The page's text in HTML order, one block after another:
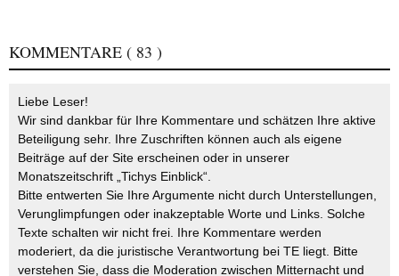
KOMMENTARE ( 83 )
Liebe Leser!
Wir sind dankbar für Ihre Kommentare und schätzen Ihre aktive
Beteiligung sehr. Ihre Zuschriften können auch als eigene
Beiträge auf der Site erscheinen oder in unserer
Monatszeitschrift „Tichys Einblick“.
Bitte entwerten Sie Ihre Argumente nicht durch Unterstellungen,
Verunglimpfungen oder inakzeptable Worte und Links. Solche
Texte schalten wir nicht frei. Ihre Kommentare werden
moderiert, da die juristische Verantwortung bei TE liegt. Bitte
verstehen Sie, dass die Moderation zwischen Mitternacht und